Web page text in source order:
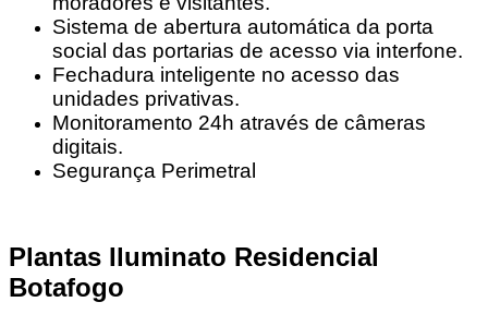
Sistema de abertura automática da porta
social das portarias de acesso via interfone.
Fechadura inteligente no acesso das
unidades privativas.
Monitoramento 24h através de câmeras
digitais.
Segurança Perimetral
Plantas Iluminato Residencial
Botafogo